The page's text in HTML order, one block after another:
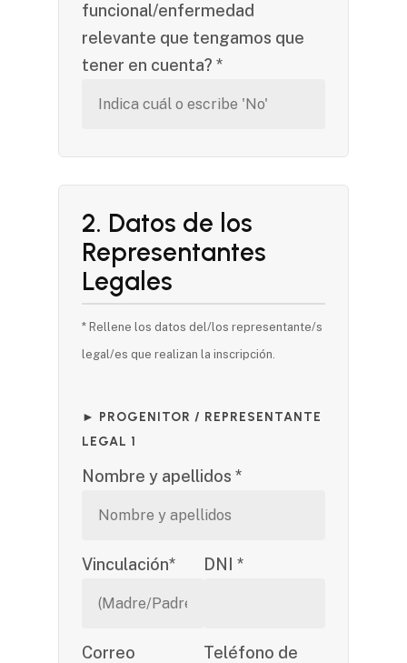
funcional/enfermedad
relevante que tengamos que
tener en cuenta? *
2. Datos de los
Representantes
Legales
* Rellene los datos del/los representante/s
legal/es que realizan la inscripción.
► PROGENITOR / REPRESENTANTE
LEGAL 1
Nombre y apellidos *
Vinculación* DNI *
Correo
Teléfono de